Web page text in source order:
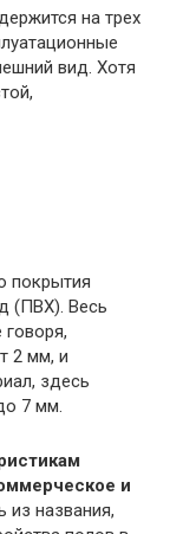
на трех
вид. Хотя
покрытия
(ПВХ). Весь
2 мм, и
здесь
7 мм.
и
из названия,